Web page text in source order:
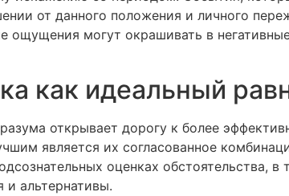
от данного положения и личного
ощущения могут окрашивать в
как идеальный
открывает дорогу к более
является их согласованное
оценках обстоятельства, в
и альтернативы.